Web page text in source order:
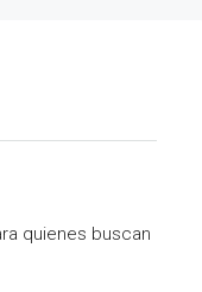
quienes buscan